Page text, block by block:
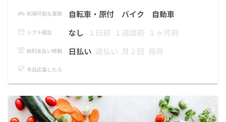
利用可能な車両 自転車・原付 バイク 自動車
シフト提出 なし １日前 １週間前 １ヶ月前
給料支払い時期 日払い 週払い 月２回 毎月
今日応募したら